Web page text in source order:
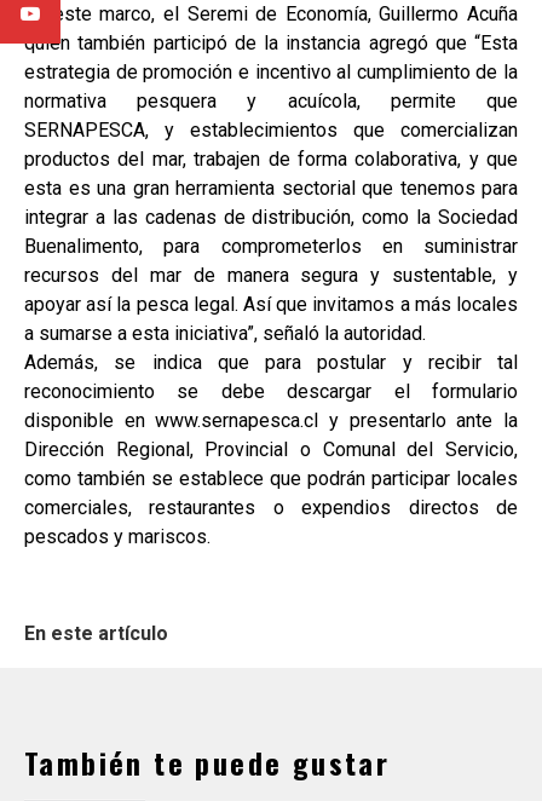
En este marco, el Seremi de Economía, Guillermo Acuña
quien también participó de la instancia agregó que “Esta
estrategia de promoción e incentivo al cumplimiento de la
normativa pesquera y acuícola, permite que
SERNAPESCA, y establecimientos que comercializan
productos del mar, trabajen de forma colaborativa, y que
esta es una gran herramienta sectorial que tenemos para
integrar a las cadenas de distribución, como la Sociedad
Buenalimento, para comprometerlos en suministrar
recursos del mar de manera segura y sustentable, y
apoyar así la pesca legal. Así que invitamos a más locales
a sumarse a esta iniciativa”, señaló la autoridad.
Además, se indica que para postular y recibir tal
reconocimiento se debe descargar el formulario
disponible en www.sernapesca.cl y presentarlo ante la
Dirección Regional, Provincial o Comunal del Servicio,
como también se establece que podrán participar locales
comerciales, restaurantes o expendios directos de
pescados y mariscos.
En este artículo
También te puede gustar